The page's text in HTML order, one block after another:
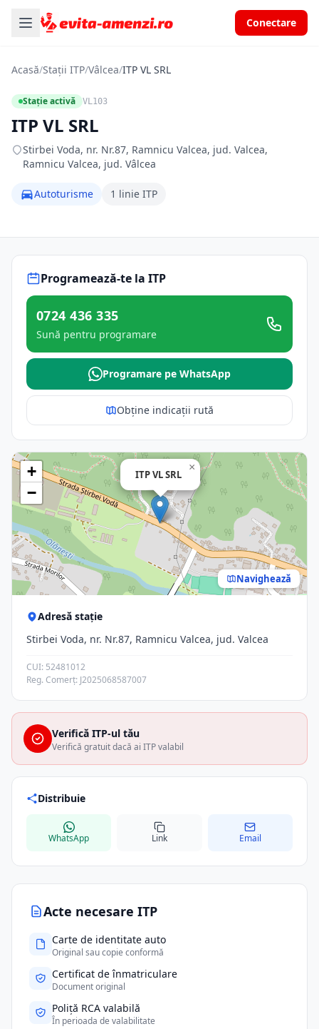
Conectare
Acasă/Stații ITP/Vâlcea/ITP VL SRL
Stație activă VL103
ITP VL SRL
Stirbei Voda, nr. Nr.87, Ramnicu Valcea, jud. Valcea,
Ramnicu Valcea, jud. Vâlcea
Autoturisme 1 linie ITP
Acte necesare ITP
Carte de identitate auto
Original sau copie conformă
Certificat de înmatriculare
Document original
Poliță RCA valabilă
În perioada de valabilitate
Programează-te la ITP
0724 436 335
Sună pentru programare
Programare pe WhatsApp
Obține indicații rută
ITP VL SRL
×
+
−
Navighează
Adresă stație
Stirbei Voda, nr. Nr.87, Ramnicu Valcea, jud. Valcea
CUI: 52481012
Reg. Comerț: J2025068587007
Verifică ITP-ul tău
Verifică gratuit dacă ai ITP valabil
Distribuie
WhatsApp Link Email